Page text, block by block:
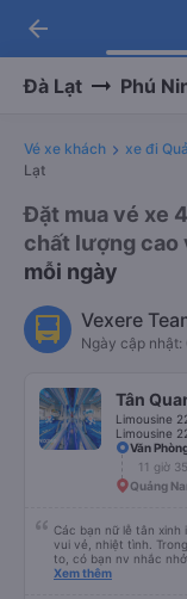
-
arrow_back
Đà Lạt Phú
Vé xe khách xe đi
Lạt
Đặt mua vé xe
chất lượng cao
mỗi ngày
Vexere
Ngày cập
Tân
Limousine
Limousine
Văn
11 giờ
Quảng
Các bạn nữ lễ tân xinh
vui vẻ, nhiệt tình. Trong chuyến đi của mình có 2 gia đình bác lớn tuổi nc khá
to, có bạn nv nhắc
xấu thì mình ngược lại
Xem thêm